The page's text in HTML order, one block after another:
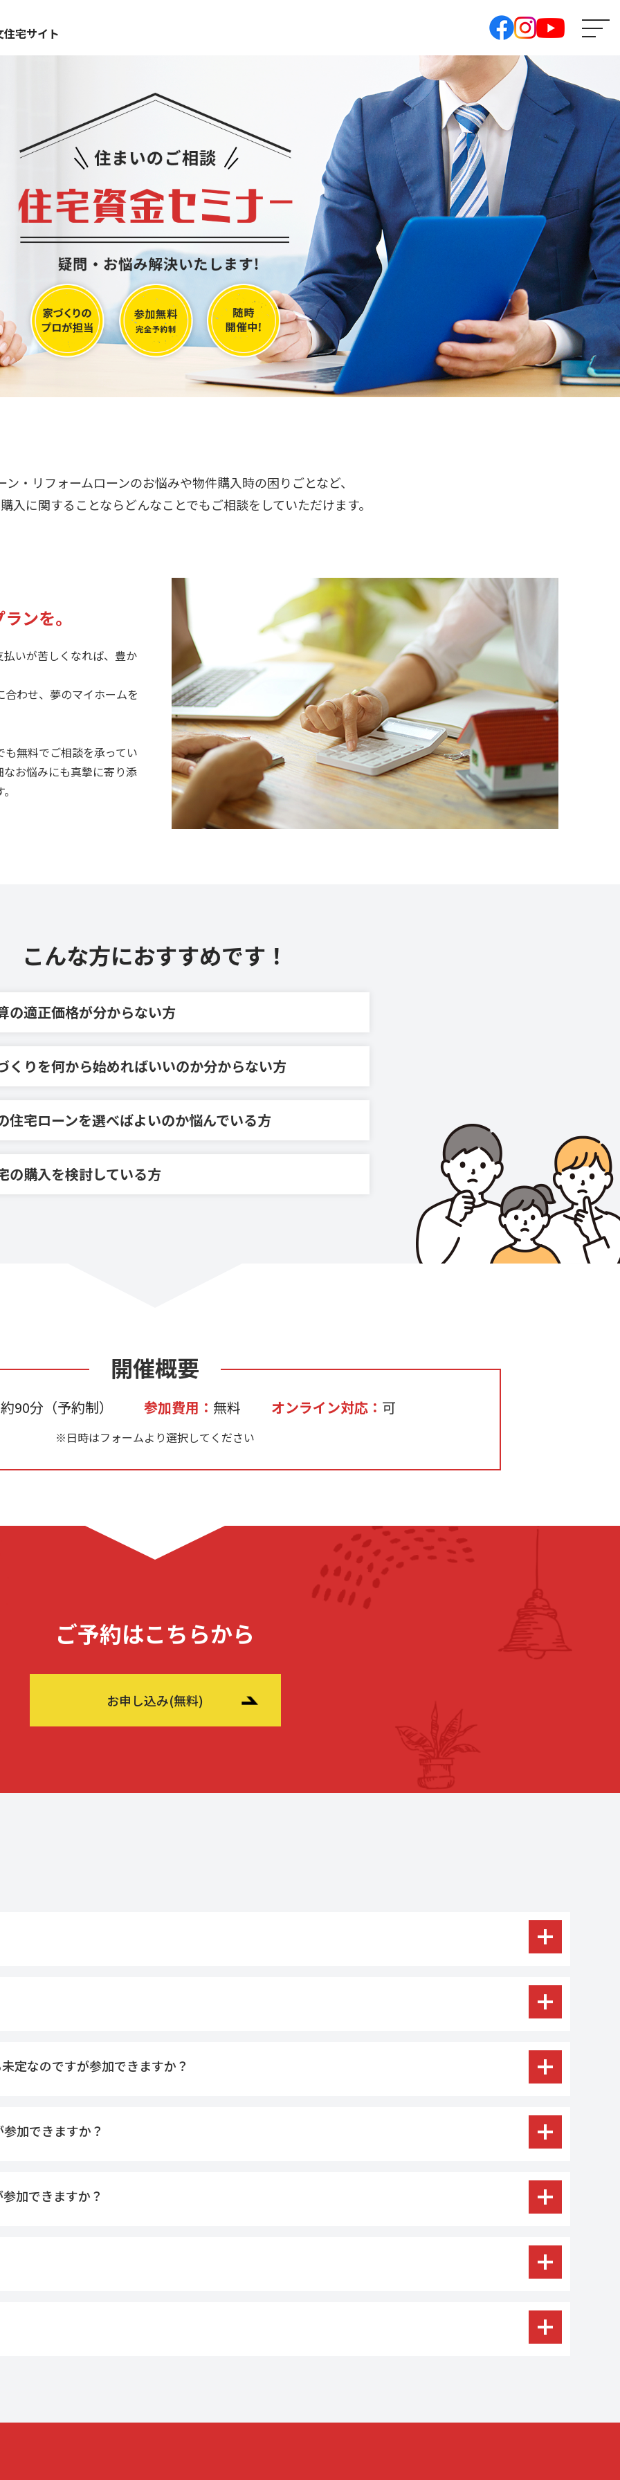
宅サイト
ン・リフォームローンのお悩みや物件購入時の困りごとなど、
入に関することならどんなことでもご相談をしていただけます。
ンを。
いが苦しくなれば、豊か
わせ、夢のマイホームを
無料でご相談を承ってい
お悩みにも真摯に寄り添
こんな方におすすめです！
の適正価格が分からない方
くりを何から始めればいいのか分からない方
住宅ローンを選べばよいのか悩んでいる方
の購入を検討している方
開催概要
約90分（予約制） 参加費用： 無料 オンライン対応： 可
※日時はフォームより選択してください
ご予約はこちらから
お申し込み(無料)
定なのですが参加できますか？
加できますか？
加できますか？